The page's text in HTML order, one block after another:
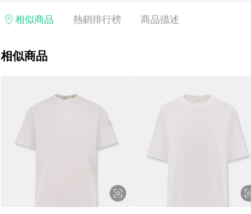
Yahoo超贈點回饋者 - 購物中心商店之商品：商品賣場中有標
相似商品 熱銷排行榜 商品描述
相似商品